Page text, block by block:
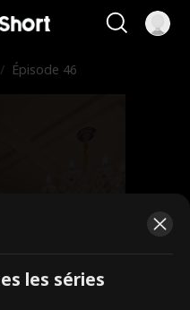
/ Épisode 46
payants.
les séries